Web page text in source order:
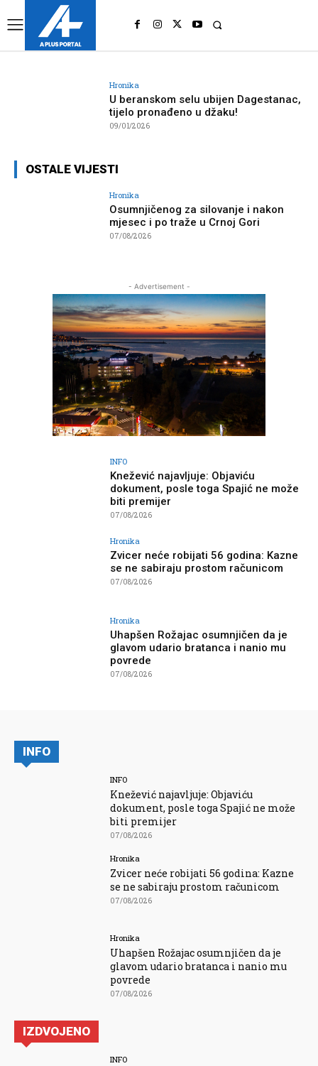
Hronika
U beranskom selu ubijen Dagestanac,
tijelo pronađeno u džaku!
09/01/2026
OSTALE VIJESTI
Hronika
Osumnjičenog za silovanje i nakon
mjesec i po traže u Crnoj Gori
07/08/2026
- Advertisement -
INFO
Knežević najavljuje: Objaviću
dokument, posle toga Spajić ne može
biti premijer
07/08/2026
Hronika
Zvicer neće robijati 56 godina: Kazne
se ne sabiraju prostom računicom
07/08/2026
Hronika
Uhapšen Rožajac osumnjičen da je
glavom udario bratanca i nanio mu
povrede
07/08/2026
INFO
INFO
Knežević najavljuje: Objaviću
dokument, posle toga Spajić ne može
biti premijer
07/08/2026
Hronika
Zvicer neće robijati 56 godina: Kazne
se ne sabiraju prostom računicom
07/08/2026
Hronika
Uhapšen Rožajac osumnjičen da je
glavom udario bratanca i nanio mu
povrede
07/08/2026
IZDVOJENO
INFO